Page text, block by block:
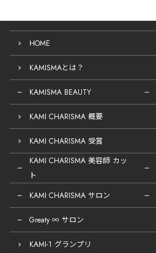
HOME
KAMISMAとは？
KAMISMA BEAUTY
KAMI CHARISMA 概要
KAMI CHARISMA 受賞
KAMI CHARISMA 美容師 カッ
ト
KAMI CHARISMA サロン
Greaty ∞ サロン
KAMI-1 グランプリ